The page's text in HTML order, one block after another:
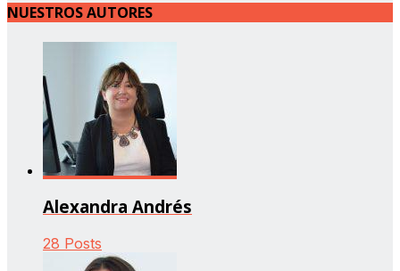
NUESTROS AUTORES
Alexandra Andrés
28 Posts